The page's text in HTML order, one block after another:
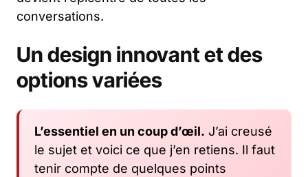
conversations.
Un design innovant et des
options variées
L’essentiel en un coup d’œil. J’ai creusé
le sujet et voici ce que j’en retiens. Il faut
tenir compte de quelques points